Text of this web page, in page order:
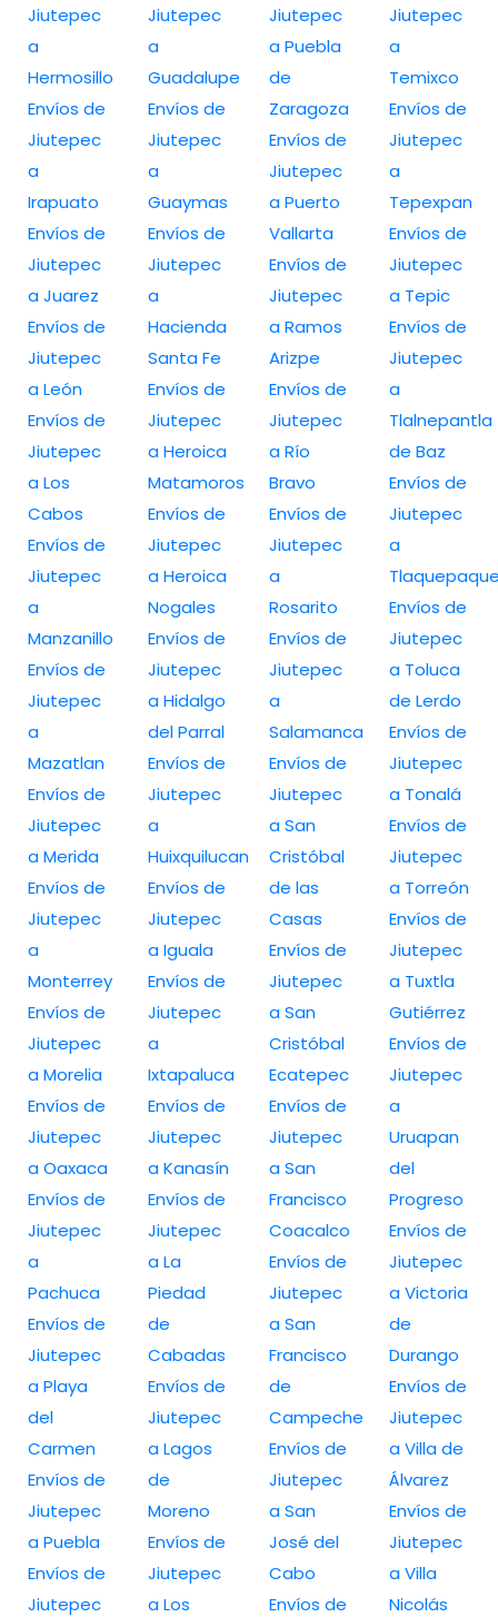
Jiutepec
a
Hermosillo
Envíos de
Jiutepec
a
Irapuato
Envíos de
Jiutepec
a Juarez
Envíos de
Jiutepec
a León
Envíos de
Jiutepec
a Los
Cabos
Envíos de
Jiutepec
a
Manzanillo
Envíos de
Jiutepec
a
Mazatlan
Envíos de
Jiutepec
a Merida
Envíos de
Jiutepec
a
Monterrey
Envíos de
Jiutepec
a Morelia
Envíos de
Jiutepec
a Oaxaca
Envíos de
Jiutepec
a
Pachuca
Envíos de
Jiutepec
a Playa
del
Carmen
Envíos de
Jiutepec
a Puebla
Envíos de
Jiutepec
Jiutepec
a
Guadalupe
Envíos de
Jiutepec
a
Guaymas
Envíos de
Jiutepec
a
Hacienda
Santa Fe
Envíos de
Jiutepec
a Heroica
Matamoros
Envíos de
Jiutepec
a Heroica
Nogales
Envíos de
Jiutepec
a Hidalgo
del Parral
Envíos de
Jiutepec
a
Huixquilucan
Envíos de
Jiutepec
a Iguala
Envíos de
Jiutepec
a
Ixtapaluca
Envíos de
Jiutepec
a Kanasín
Envíos de
Jiutepec
a La
Piedad
de
Cabadas
Envíos de
Jiutepec
a Lagos
de
Moreno
Envíos de
Jiutepec
a Los
Jiutepec
a Puebla
de
Zaragoza
Envíos de
Jiutepec
a Puerto
Vallarta
Envíos de
Jiutepec
a Ramos
Arizpe
Envíos de
Jiutepec
a Río
Bravo
Envíos de
Jiutepec
a
Rosarito
Envíos de
Jiutepec
a
Salamanca
Envíos de
Jiutepec
a San
Cristóbal
de las
Casas
Envíos de
Jiutepec
a San
Cristóbal
Ecatepec
Envíos de
Jiutepec
a San
Francisco
Coacalco
Envíos de
Jiutepec
a San
Francisco
de
Campeche
Envíos de
Jiutepec
a San
José del
Cabo
Envíos de
Jiutepec
a
Temixco
Envíos de
Jiutepec
a
Tepexpan
Envíos de
Jiutepec
a Tepic
Envíos de
Jiutepec
a
Tlalnepantla
de Baz
Envíos de
Jiutepec
a
Envíos de
Jiutepec
a Toluca
de Lerdo
Envíos de
Jiutepec
a Tonalá
Envíos de
Jiutepec
a Torreón
Envíos de
Jiutepec
a Tuxtla
Gutiérrez
Envíos de
Jiutepec
a
Uruapan
del
Progreso
Envíos de
Jiutepec
a Victoria
de
Durango
Envíos de
Jiutepec
a Villa de
Álvarez
Envíos de
Jiutepec
a Villa
Nicolás